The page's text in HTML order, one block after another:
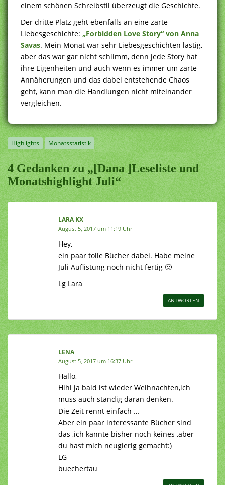
einem schönen Schreibstil überzeugt die Geschichte.
Der dritte Platz geht ebenfalls an eine zarte
Liebesgeschichte: „Forbidden Love Story“ von Anna
Savas. Mein Monat war sehr Liebesgeschichten lastig,
aber das war gar nicht schlimm, denn jede Story hat
ihre Eigenheiten und auch wenn es immer um zarte
Annäherungen und das dabei entstehende Chaos
geht, kann man die Handlungen nicht miteinander
vergleichen.
Highlights Monatsstatistik
4 Gedanken zu „[Dana ]Leseliste und
Monatshighlight Juli“
LARA KX
August 5, 2017 um 11:19 Uhr
Hey,
ein paar tolle Bücher dabei. Habe meine
Juli Auflistung noch nicht fertig 🙂
Lg Lara
ANTWORTEN
LENA
August 5, 2017 um 16:37 Uhr
Hallo,
Hihi ja bald ist wieder Weihnachten,ich
muss auch ständig daran denken.
Die Zeit rennt einfach …
Aber ein paar interessante Bücher sind
das ,ich kannte bisher noch keines ,aber
du hast mich neugierig gemacht:)
LG
buechertau